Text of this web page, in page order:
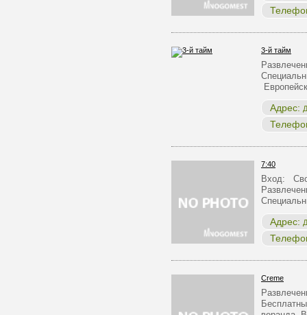
3-й тайм
Адрес:
7:40
Вход:
Адрес:
Creme